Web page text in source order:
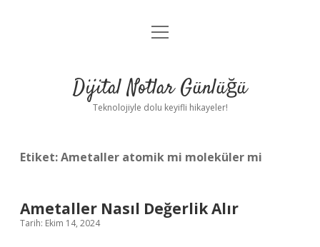
Anasayfa
Yasal Uyarı
menüyü
Dijital Notlar Günlüğü
Teknolojiyle dolu keyifli hikayeler!
Etiket:Ametaller atomik mi moleküler mi
Ametaller Nasıl Değerlik Alır
Tarih: Ekim 14, 2024